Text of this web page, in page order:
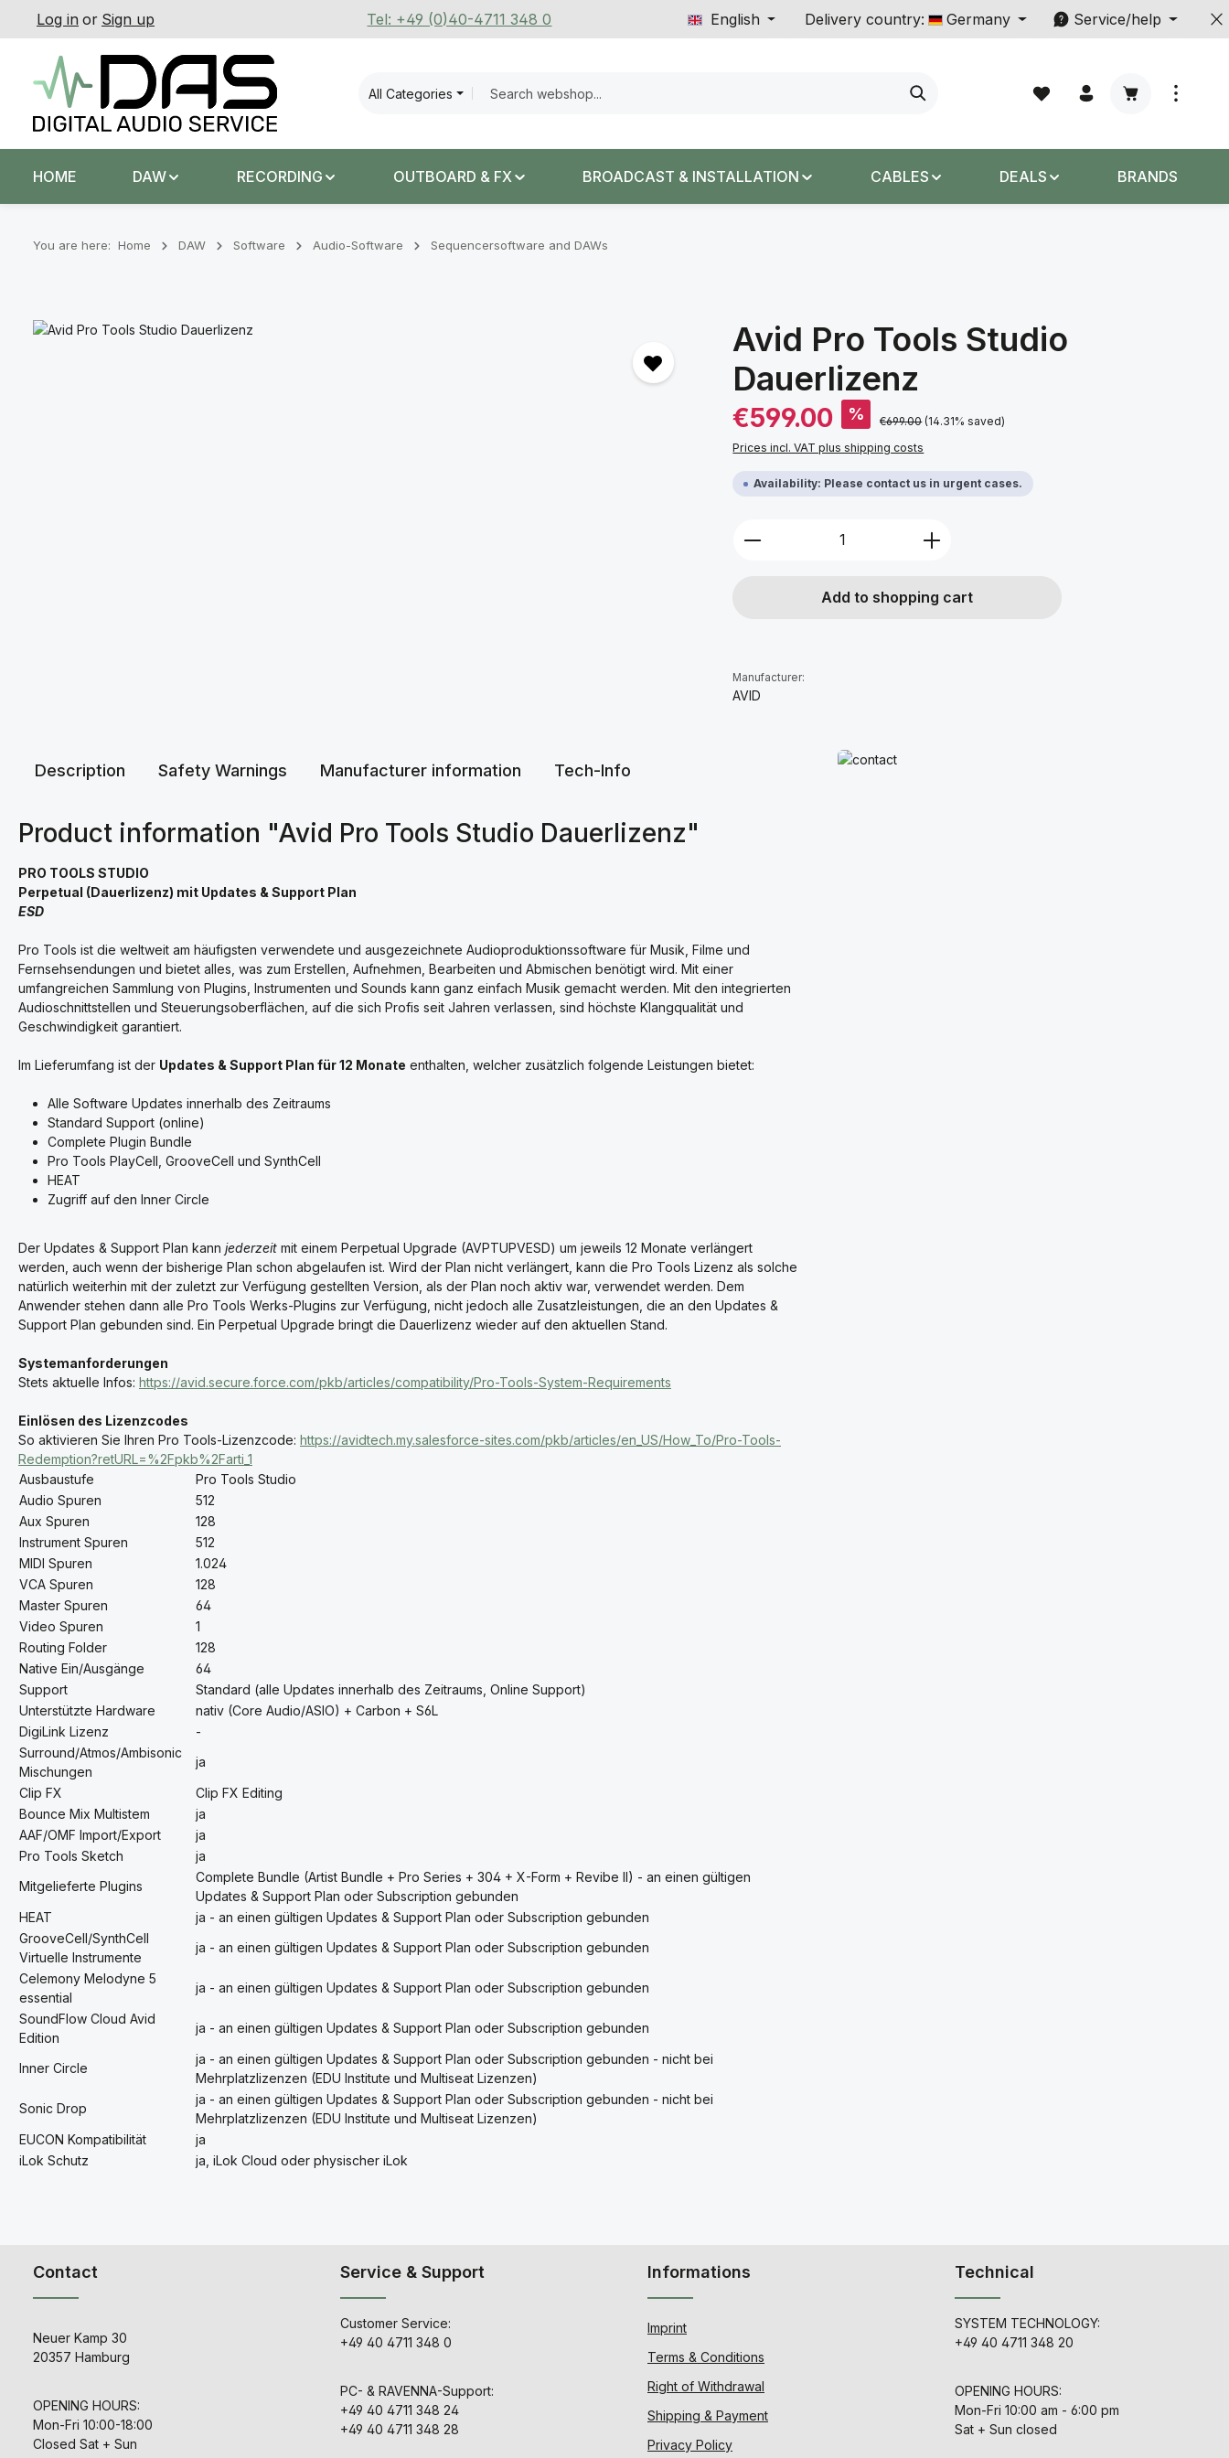
to main content
Skip to search
Skip to main navigation
Log in or Sign up Tel: +49 (0)40-4711 348 0 English Delivery country: Germany Service/help
All Categories
Shopping
HOME DAW RECORDING OUTBOARD & FX BROADCAST & INSTALLATION CABLES DEALS BRANDS
You are here: Home DAW Software Audio-Software Sequencersoftware and DAWs
Skip image gallery
Avid Pro Tools Studio
Dauerlizenz
Sale price:
€599.00 % Regular price:
€699.00 (14.31% saved)
Prices incl. VAT plus shipping costs
Availability: Please contact us in urgent cases.
Product Quantity: Enter the desired amount
Add to shopping cart
Manufacturer:
AVID
Description Safety Warnings Manufacturer information Tech-Info
Product information "Avid Pro Tools Studio Dauerlizenz"
PRO TOOLS STUDIO
Perpetual (Dauerlizenz) mit Updates & Support Plan
ESD
Pro Tools ist die weltweit am häufigsten verwendete und ausgezeichnete Audioproduktionssoftware für Musik, Filme und
Fernsehsendungen und bietet alles, was zum Erstellen, Aufnehmen, Bearbeiten und Abmischen benötigt wird. Mit einer
umfangreichen Sammlung von Plugins, Instrumenten und Sounds kann ganz einfach Musik gemacht werden. Mit den integrierten
Audioschnittstellen und Steuerungsoberflächen, auf die sich Profis seit Jahren verlassen, sind höchste Klangqualität und
Geschwindigkeit garantiert.
Im Lieferumfang ist der Updates & Support Plan für 12 Monate enthalten, welcher zusätzlich folgende Leistungen bietet:
Alle Software Updates innerhalb des Zeitraums
Standard Support (online)
Complete Plugin Bundle
Pro Tools PlayCell, GrooveCell und SynthCell
HEAT
Zugriff auf den Inner Circle
Der Updates & Support Plan kann jederzeit mit einem Perpetual Upgrade (AVPTUPVESD) um jeweils 12 Monate verlängert
werden, auch wenn der bisherige Plan schon abgelaufen ist. Wird der Plan nicht verlängert, kann die Pro Tools Lizenz als solche
natürlich weiterhin mit der zuletzt zur Verfügung gestellten Version, als der Plan noch aktiv war, verwendet werden. Dem
Anwender stehen dann alle Pro Tools Werks-Plugins zur Verfügung, nicht jedoch alle Zusatzleistungen, die an den Updates &
Support Plan gebunden sind. Ein Perpetual Upgrade bringt die Dauerlizenz wieder auf den aktuellen Stand.
Systemanforderungen
Stets aktuelle Infos: https://avid.secure.force.com/pkb/articles/compatibility/Pro-Tools-System-Requirements
Einlösen des Lizenzcodes
So aktivieren Sie Ihren Pro Tools-Lizenzcode: https://avidtech.my.salesforce-sites.com/pkb/articles/en_US/How_To/Pro-Tools-
Redemption?retURL=%2Fpkb%2Farti_1
Ausbaustufe
Pro Tools Studio
Audio Spuren
512
Aux Spuren
128
Instrument Spuren
512
MIDI Spuren
1.024
VCA Spuren
128
Master Spuren
64
Video Spuren
1
Routing Folder
128
Native Ein/Ausgänge
64
Support
Standard (alle Updates innerhalb des Zeitraums, Online Support)
Unterstützte Hardware
nativ (Core Audio/ASIO) + Carbon + S6L
DigiLink Lizenz
-
Surround/Atmos/Ambisonic
Mischungen
ja
Clip FX
Clip FX Editing
Bounce Mix Multistem
ja
AAF/OMF Import/Export
ja
Pro Tools Sketch
ja
Mitgelieferte Plugins
Complete Bundle (Artist Bundle + Pro Series + 304 + X-Form + Revibe II) - an einen gültigen
Updates & Support Plan oder Subscription gebunden
HEAT
ja - an einen gültigen Updates & Support Plan oder Subscription gebunden
GrooveCell/SynthCell
Virtuelle Instrumente
ja - an einen gültigen Updates & Support Plan oder Subscription gebunden
Celemony Melodyne 5
essential
ja - an einen gültigen Updates & Support Plan oder Subscription gebunden
SoundFlow Cloud Avid
Edition
ja - an einen gültigen Updates & Support Plan oder Subscription gebunden
Inner Circle
ja - an einen gültigen Updates & Support Plan oder Subscription gebunden - nicht bei
Mehrplatzlizenzen (EDU Institute und Multiseat Lizenzen)
Sonic Drop
ja - an einen gültigen Updates & Support Plan oder Subscription gebunden - nicht bei
Mehrplatzlizenzen (EDU Institute und Multiseat Lizenzen)
EUCON Kompatibilität
ja
iLok Schutz
ja, iLok Cloud oder physischer iLok
Read more
Contact
Neuer Kamp 30
20357 Hamburg
OPENING HOURS:
Mon-Fri 10:00-18:00
Closed Sat + Sun
Service & Support
Customer Service:
+49 40 4711 348 0
PC- & RAVENNA-Support:
+49 40 4711 348 24
+49 40 4711 348 28
Informations
Imprint
Terms & Conditions
Right of Withdrawal
Shipping & Payment
Privacy Policy
Technical
SYSTEM TECHNOLOGY:
+49 40 4711 348 20
OPENING HOURS:
Mon-Fri 10:00 am - 6:00 pm
Sat + Sun closed